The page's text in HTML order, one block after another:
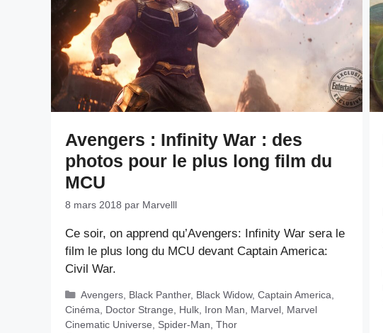
Avengers : Infinity War : des
photos pour le plus long film du
MCU
8 mars 2018 par Marvelll
Ce soir, on apprend qu’Avengers: Infinity War sera le
film le plus long du MCU devant Captain America:
Civil War.
Catégories
Avengers, Black Panther, Black Widow, Captain America,
Cinéma, Doctor Strange, Hulk, Iron Man, Marvel, Marvel
Cinematic Universe, Spider-Man, Thor